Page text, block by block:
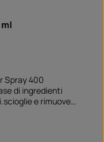
Spray 400
di ingredienti
e rimuove
adatto per
Perfetto pulitore
cerchio rimuove i